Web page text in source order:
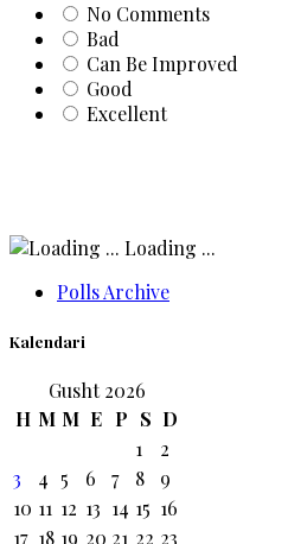
No Comments
Bad
Can Be Improved
Good
Excellent
Loading ...
Polls Archive
Kalendari
Gusht 2026
H M M E P S D
1
2
3
4 5 6 7 8
9
10 11 12 13 14 15 16
17 18 19 20 21 22 23